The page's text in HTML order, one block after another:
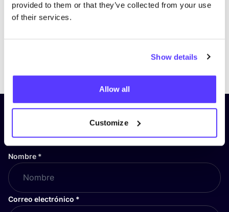
provided to them or that they’ve collected from your use
of their services.
Show details
Allow all
Customize
PreviousNext
¡Suscríbete a nuestro boletín
y mantente informado!
Nombre *
Correo electrónico *